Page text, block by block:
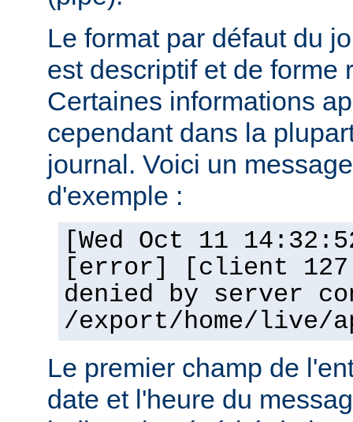
Le format par défaut du
est descriptif et de forme
Certaines informations
cependant dans la
journal. Voici un
d'exemple :
[Wed Oct 11
[error] [client
denied by server
/export/home/live/
Le premier champ de
date et l'heure du